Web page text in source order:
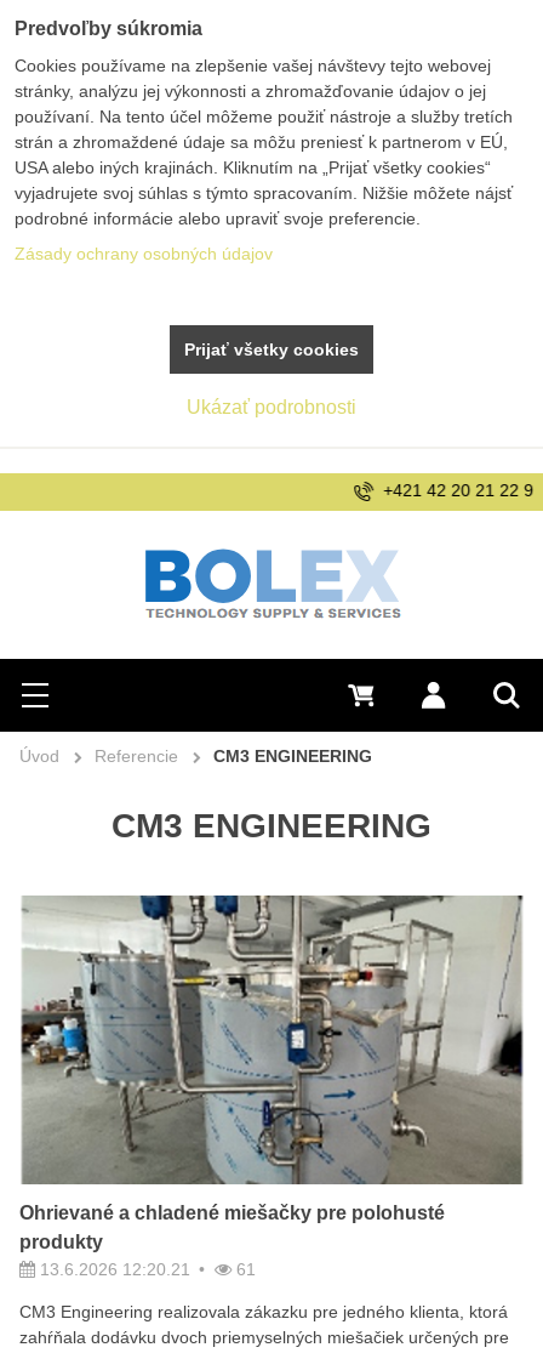
Hľadať
Menu Prihlásiť sa
0 €
+421 42 20 21 22 9
Úvod Referencie CM3 ENGINEERING
CM3 ENGINEERING
Ohrievané a chladené miešačky pre polohusté
produkty
13.6.2026 12:20.21 61
CM3 Engineering realizovala zákazku pre jedného klienta, ktorá
zahŕňala dodávku dvoch priemyselných miešačiek určených pre
Predvoľby súkromia
Cookies používame na zlepšenie vašej návštevy tejto webovej
stránky, analýzu jej výkonnosti a zhromažďovanie údajov o jej
používaní. Na tento účel môžeme použiť nástroje a služby tretích
strán a zhromaždené údaje sa môžu preniesť k partnerom v EÚ,
USA alebo iných krajinách. Kliknutím na „Prijať všetky cookies“
vyjadrujete svoj súhlas s týmto spracovaním. Nižšie môžete nájsť
podrobné informácie alebo upraviť svoje preferencie.
Zásady ochrany osobných údajov
Ukázať podrobnosti
Prijať všetky cookies